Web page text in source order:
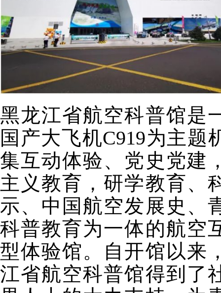
黑龙江省航空科普馆是
国产大飞机C919为主题
集互动体验、党史党建
主义教育，研学教育、
示、中国航空发展史、
科普教育为一体的航空
型体验馆。自开馆以来
江省航空科普馆得到了